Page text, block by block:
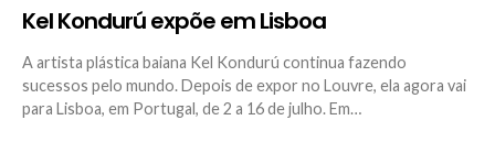
Kel Kondurú expõe em Lisboa
A artista plástica baiana Kel Kondurú continua fazendo
sucessos pelo mundo. Depois de expor no Louvre, ela agora vai
para Lisboa, em Portugal, de 2 a 16 de julho. Em…